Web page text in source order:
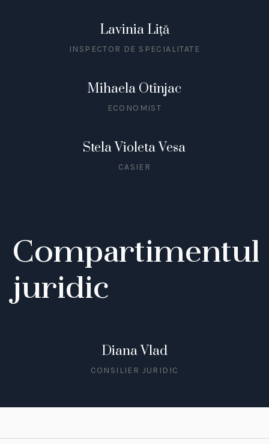
Lavinia Liță
INSPECTOR DE SPECIALITATE
Mihaela Otînjac
ECONOMIST
Stela Violeta Vesa
CASIER
Compartimentul
juridic
Diana Vlad
CONSILIER JURIDIC